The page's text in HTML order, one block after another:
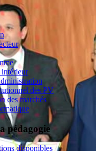
des PV
des marchés
pédagogie
disponibles